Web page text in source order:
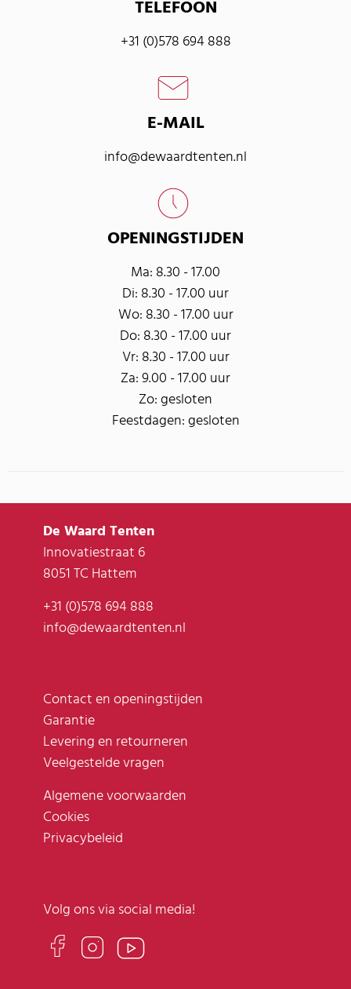
TELEFOON
+31 (0)578 694 888
E-MAIL
info@dewaardtenten.nl
OPENINGSTIJDEN
Ma: 8.30 - 17.00
Di: 8.30 - 17.00 uur
Wo: 8.30 - 17.00 uur
Do: 8.30 - 17.00 uur
Vr: 8.30 - 17.00 uur
Za: 9.00 - 17.00 uur
Zo: gesloten
Feestdagen: gesloten
De Waard Tenten
Innovatiestraat 6
8051 TC Hattem
+31 (0)578 694 888
info@dewaardtenten.nl
Contact en openingstijden
Garantie
Levering en retourneren
Veelgestelde vragen
Algemene voorwaarden
Cookies
Privacybeleid
Volg ons via social media!